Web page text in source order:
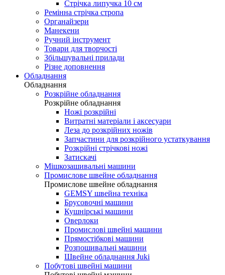
Стрічка липучка 10 см
Ремінна стрічка стропа
Органайзери
Манекени
Ручний інструмент
Товари для творчості
Збільшувальні прилади
Різне доповнення
Обладнання
Обладнання
Розкрійне обладнання
Розкрійне обладнання
Ножі розкрійні
Витратні матеріали і аксесуари
Леза до розкрійних ножів
Запчастини для розкрійного устаткування
Розкрійні стрічкові ножі
Затискачі
Мішкозашивальні машини
Промислове швейне обладнання
Промислове швейне обладнання
GEMSY швейна техніка
Брусовочні машини
Кушнірські машини
Оверлоки
Промислові швейні машини
Прямостібкові машини
Розпошивальні машини
Швейне обладнання Juki
Побутові швейні машини